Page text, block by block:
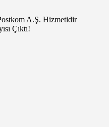
A.Ş. Hizmetidir
Çıktı!